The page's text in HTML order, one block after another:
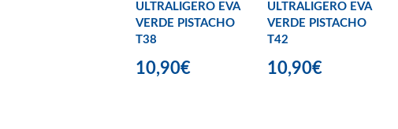
ULTRALIGERO EVA
VERDE PISTACHO
T38
10,90€
ULTRALIGERO EVA
VERDE PISTACHO
T42
10,90€